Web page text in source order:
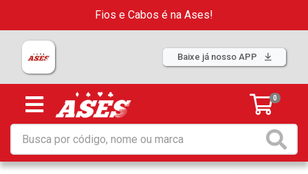
Fios e Cabos é na Ases!
Baixe já nosso APP
0